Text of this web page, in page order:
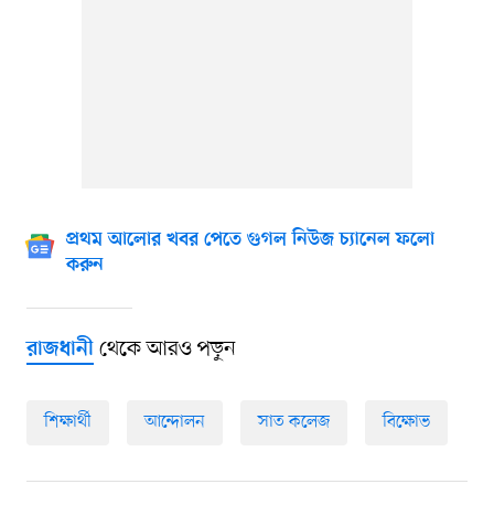
প্রথম আলোর খবর পেতে গুগল নিউজ চ্যানেল ফলো
করুন
রাজধানীথেকে আরও পড়ুন
শিক্ষার্থী আন্দোলন সাত কলেজ বিক্ষোভ